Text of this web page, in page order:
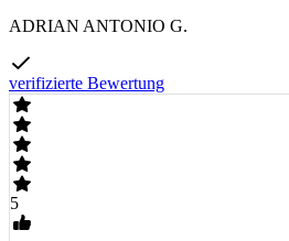
ADRIAN ANTONIO G.
verifizierte Bewertung
5